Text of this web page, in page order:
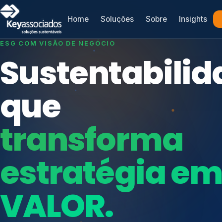
Home Soluções Sobre Insights
SISTEMAS DE GESTÃO OTIMIZADOS E INTEGRADOS
que
protege seu
negócio.
Consultoria, auditoria e treinamentos em ISO
Índices de Mercado
Reputação e Cadeia